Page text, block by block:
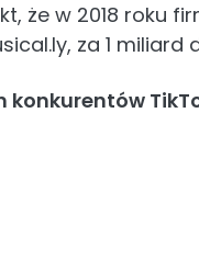
że w 2018 roku
za 1 miliard
konkurentów